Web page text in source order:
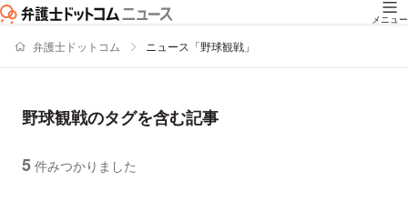
メニュー
弁護士ドットコム ニュース「野球観戦」
野球観戦のタグを含む記事
5 件みつかりました